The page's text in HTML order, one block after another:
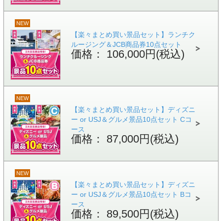
NEW
【楽々まとめ買い景品セット】ランチク
ルージング＆JCB商品券10点セット
価格： 106,000円(税込)
NEW
【楽々まとめ買い景品セット】ディズニ
ー or USJ＆グルメ景品10点セット Cコ
ース
価格： 87,000円(税込)
NEW
【楽々まとめ買い景品セット】ディズニ
ー or USJ＆グルメ景品10点セット Bコ
ース
価格： 89,500円(税込)